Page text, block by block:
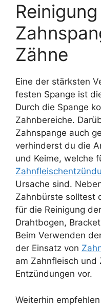
Zähne
Eine der stärksten
festen Spange ist
Durch die Spange
Zahnbereiche.
Zahnspange auch
verhinderst du die
und Keime, welche
Ursache sind.
Zahnbürste solltest
für die Reinigung
Drahtbogen,
Beim Verwenden
der Einsatz von
am Zahnfleisch und
Entzündungen vor.
Weiterhin